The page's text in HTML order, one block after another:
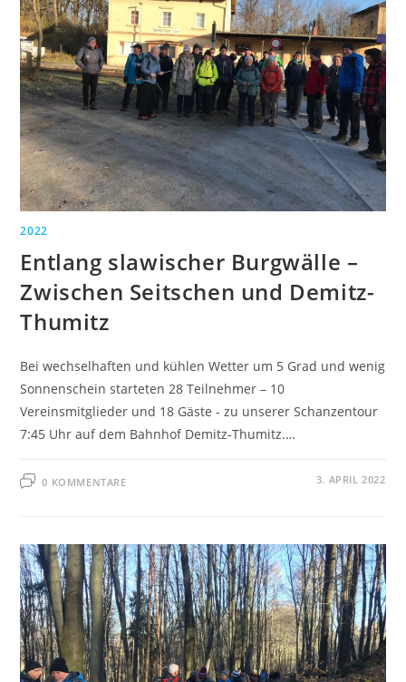
2022
Entlang slawischer Burgwälle –
Zwischen Seitschen und Demitz-
Thumitz
Bei wechselhaften und kühlen Wetter um 5 Grad und wenig
Sonnenschein starteten 28 Teilnehmer – 10
Vereinsmitglieder und 18 Gäste - zu unserer Schanzentour
7:45 Uhr auf dem Bahnhof Demitz-Thumitz.…
0 KOMMENTARE 3. APRIL 2022